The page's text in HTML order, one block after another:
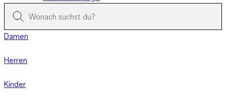
Damen
Herren
Kinder